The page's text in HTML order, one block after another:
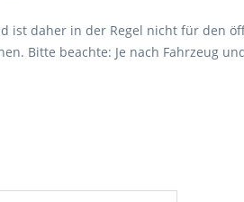
ist daher in der Regel nicht für den
Bitte beachte: Je nach Fahrzeug